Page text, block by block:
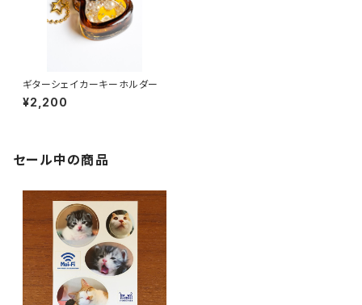
ギターシェイカーキーホルダー
¥2,200
セール中の商品